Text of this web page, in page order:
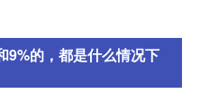
9%的，都是什么情况下